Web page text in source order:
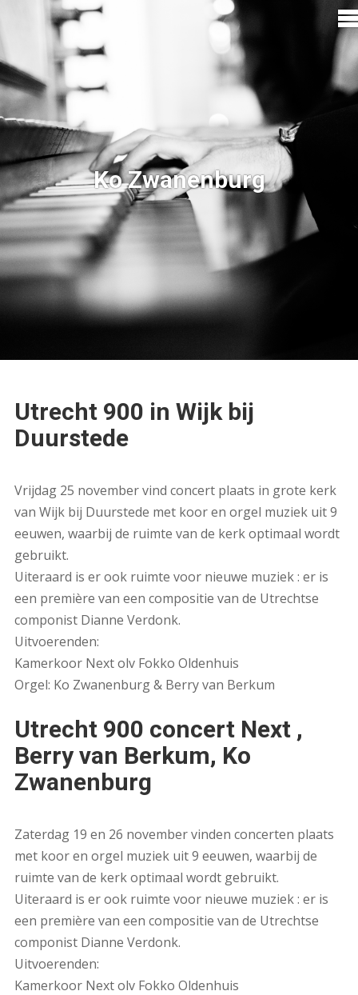
Ko Zwanenburg
Utrecht 900 in Wijk bij
Duurstede
Vrijdag 25 november vind concert plaats in grote kerk
van Wijk bij Duurstede met koor en orgel muziek uit 9
eeuwen, waarbij de ruimte van de kerk optimaal wordt
gebruikt.
Uiteraard is er ook ruimte voor nieuwe muziek : er is
een première van een compositie van de Utrechtse
componist Dianne Verdonk.
Uitvoerenden:
Kamerkoor Next olv Fokko Oldenhuis
Orgel: Ko Zwanenburg & Berry van Berkum
Utrecht 900 concert Next ,
Berry van Berkum, Ko
Zwanenburg
Zaterdag 19 en 26 november vinden concerten plaats
met koor en orgel muziek uit 9 eeuwen, waarbij de
ruimte van de kerk optimaal wordt gebruikt.
Uiteraard is er ook ruimte voor nieuwe muziek : er is
een première van een compositie van de Utrechtse
componist Dianne Verdonk.
Uitvoerenden:
Kamerkoor Next olv Fokko Oldenhuis